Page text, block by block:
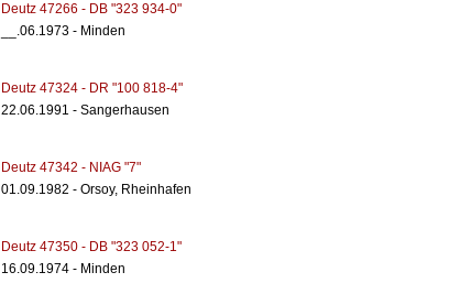
Deutz 47266 - DB "323 934-0"
__.06.1973 - Minden
Deutz 47324 - DR "100 818-4"
22.06.1991 - Sangerhausen
Deutz 47342 - NIAG "7"
01.09.1982 - Orsoy, Rheinhafen
Deutz 47350 - DB "323 052-1"
16.09.1974 - Minden